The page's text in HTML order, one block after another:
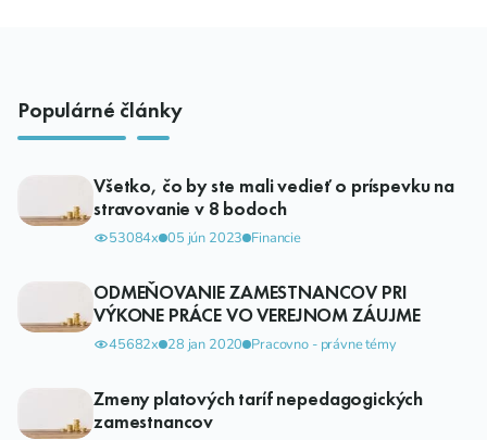
Populárné články
Všetko, čo by ste mali vedieť o príspevku na
stravovanie v 8 bodoch
53084x 05 jún 2023 Financie
ODMEŇOVANIE ZAMESTNANCOV PRI
VÝKONE PRÁCE VO VEREJNOM ZÁUJME
45682x 28 jan 2020 Pracovno - právne témy
Zmeny platových taríf nepedagogických
zamestnancov